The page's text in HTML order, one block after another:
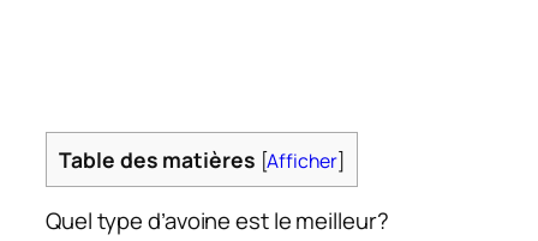
Table des matières [Afficher]
Quel type d’avoine est le meilleur?